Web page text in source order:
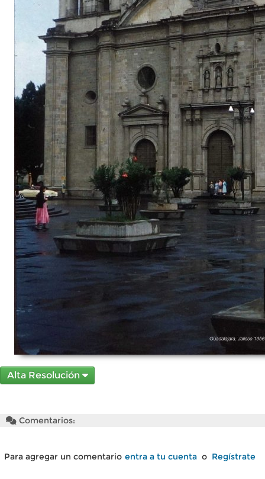
Alta Resolución
Comentarios:
Para agregar un comentario entra a tu cuenta o Regístrate